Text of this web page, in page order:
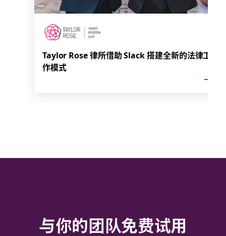
Taylor Rose 律所借助 Slack 搭建全新的法律工
作模式
与你的团队免费试用